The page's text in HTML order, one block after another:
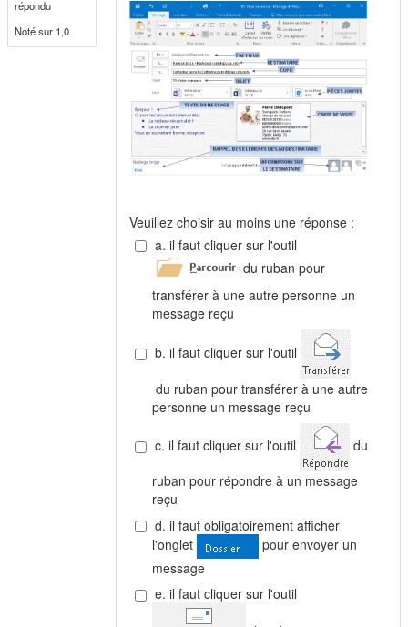
répondu
Noté sur 1,0
Veuillez choisir au moins une réponse :
a. il faut cliquer sur l'outil
du ruban pour
transférer à une autre personne un
message reçu
b. il faut cliquer sur l'outil
du ruban pour transférer à une autre
personne un message reçu
c. il faut cliquer sur l'outil
du
ruban pour répondre à un message
reçu
d. il faut obligatoirement afficher
l'onglet
pour envoyer un
message
e. il faut cliquer sur l'outil